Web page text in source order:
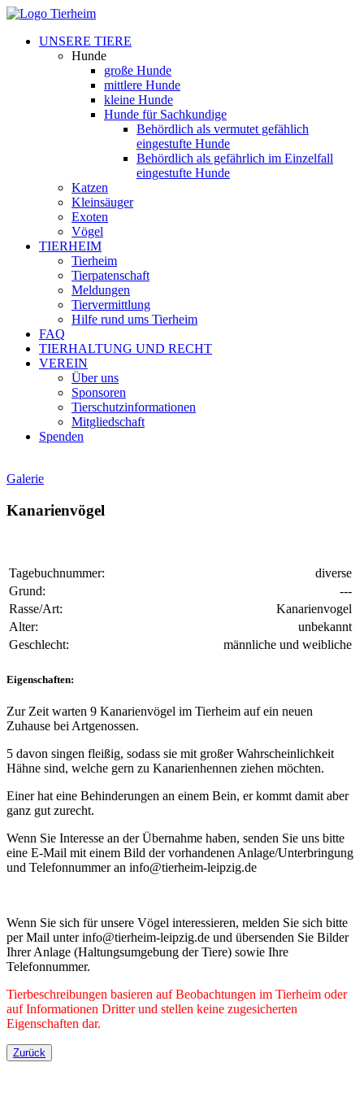
UNSERE TIERE
Hunde
große Hunde
mittlere Hunde
kleine Hunde
Hunde für Sachkundige
Behördlich als vermutet gefählich
eingestufte Hunde
Behördlich als gefährlich im Einzelfall
eingestufte Hunde
Katzen
Kleinsäuger
Exoten
Vögel
TIERHEIM
Tierheim
Tierpatenschaft
Meldungen
Tiervermittlung
Hilfe rund ums Tierheim
FAQ
TIERHALTUNG UND RECHT
VEREIN
Über uns
Sponsoren
Tierschutzinformationen
Mitgliedschaft
Spenden
Galerie
Kanarienvögel
Tagebuchnummer:
diverse
Grund:
---
Rasse/Art:
Kanarienvogel
Alter:
unbekannt
Geschlecht:
männliche und weibliche
Eigenschaften:
Zur Zeit warten 9 Kanarienvögel im Tierheim auf ein neuen
Zuhause bei Artgenossen.
5 davon singen fleißig, sodass sie mit großer Wahrscheinlichkeit
Hähne sind, welche gern zu Kanarienhennen ziehen möchten.
Einer hat eine Behinderungen an einem Bein, er kommt damit aber
ganz gut zurecht.
Wenn Sie Interesse an der Übernahme haben, senden Sie uns bitte
eine E-Mail mit einem Bild der vorhandenen Anlage/Unterbringung
und Telefonnummer an info@tierheim-leipzig.de
Wenn Sie sich für unsere Vögel interessieren, melden Sie sich bitte
per Mail unter info@tierheim-leipzig.de und übersenden Sie Bilder
Ihrer Anlage (Haltungsumgebung der Tiere) sowie Ihre
Telefonnummer.
Tierbeschreibungen basieren auf Beobachtungen im Tierheim oder
auf Informationen Dritter und stellen keine zugesicherten
Eigenschaften dar.
Zurück